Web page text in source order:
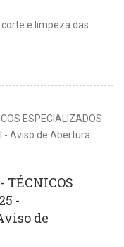
e limpeza das
TÉCNICOS
-
de